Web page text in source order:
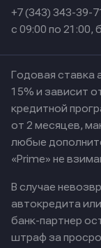
+7 (343) 343-39-71
с 09:00 по 21:00,
Годовая ставка
15% и зависит
кредитной
от 2 месяцев,
любые
«Prime» не
В случае
автокредита
банк-партнер
штраф за